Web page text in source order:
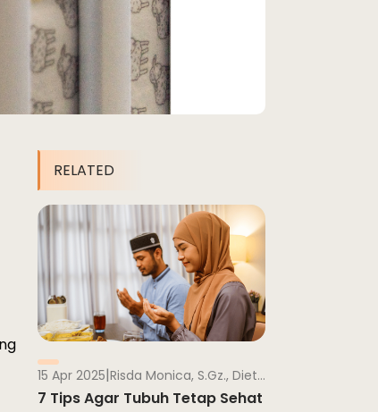
RELATED
15 Apr 2025| Risda Monica, S.Gz., Dietisien
7 Tips Agar Tubuh Tetap Sehat